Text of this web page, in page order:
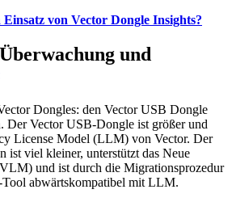
von Vector Dongle Insights?
und
Dongles: den Vector USB Dongle
Der Vector USB-Dongle ist größer und
License Model (LLM) von Vector. Der
ist viel kleiner, unterstützt das Neue
und ist durch die Migrationsprozedur
abwärtskompatibel mit LLM.